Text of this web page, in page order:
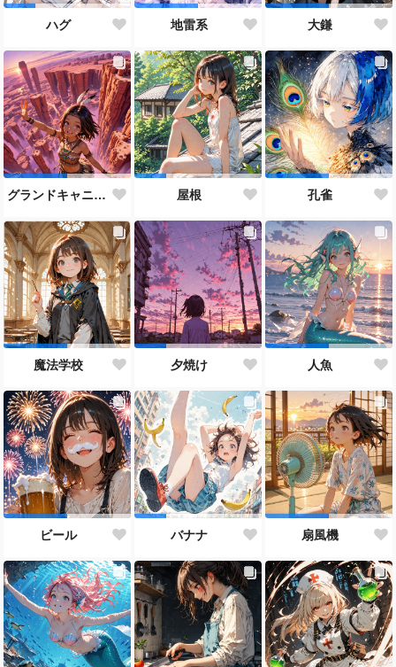
ハグ 地雷系 大鎌
グランドキャニオン 屋根 孔雀
魔法学校 夕焼け 人魚
ビール バナナ 扇風機